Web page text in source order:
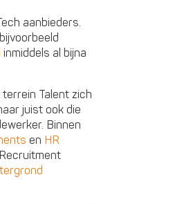
aanbieders.
inmiddels al bijna
Talent zich
juist ook die
Binnen
en HR